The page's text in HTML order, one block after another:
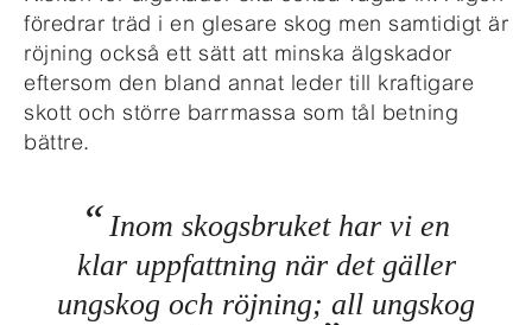
föredrar träd i en glesare skog men samtidigt är
röjning också ett sätt att minska älgskador
eftersom den bland annat leder till kraftigare
skott och större barrmassa som tål betning
bättre.
Inom skogsbruket har vi en
klar uppfattning när det gäller
ungskog och röjning; all ungskog